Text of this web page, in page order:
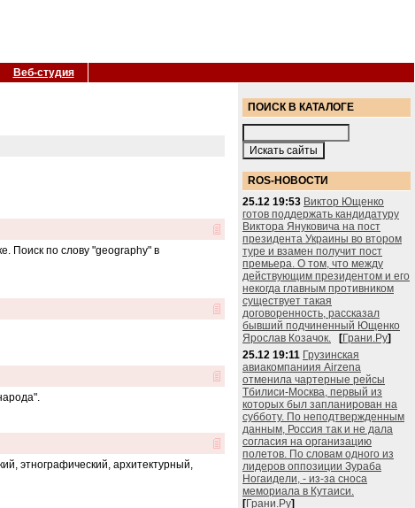
Веб-студия
Поиск по слову "geography" в
этнографический, архитектурный,
ПОИСК В КАТАЛОГЕ
ROS-НОВОСТИ
25.12 19:53 Виктор Ющенко
готов поддержать кандидатуру
Виктора Януковича на пост
президента Украины во втором
туре и взамен получит пост
премьера. О том, что между
действующим президентом и его
некогда главным противником
существует такая
договоренность, рассказал
бывший подчиненный Ющенко
Ярослав Козачок.
[Грани.Ру]
25.12 19:11 Грузинская
авиакомпаниия Airzena
отменила чартерные рейсы
Тбилиси-Москва, первый из
которых был запланирован на
субботу. По неподтвержденным
данным, Россия так и не дала
согласия на организацию
полетов. По словам одного из
лидеров оппозиции Зураба
Ногаидели, - из-за сноса
мемориала в Кутаиси.
[Грани.Ру]